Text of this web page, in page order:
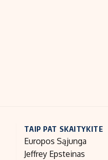
TAIP PAT SKAITYKITE
Europos Sąjunga
Jeffrey Epsteinas